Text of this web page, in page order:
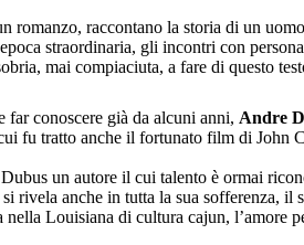
romanzo, raccontano la storia di un
straordinaria, gli incontri con
mai compiaciuta, a fare di questo
conoscere già da alcuni anni, Andre
fu tratto anche il fortunato film di John
un autore il cui talento è ormai
rivela anche in tutta la sua sofferenza, il
Louisiana di cultura cajun, l’amore